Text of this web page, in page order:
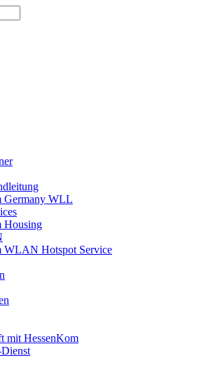
Germany WLL
Housing
WLAN Hotspot Service
mit HessenKom